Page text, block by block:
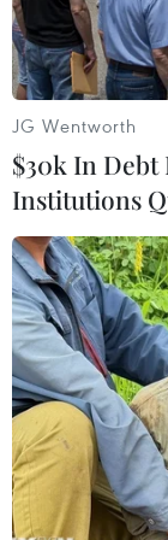
Ngày 5/5/2023,
lần thứ 32 (SEA
động quốc gia
Theo phóng
JG Wentworth
$30k In Debt
Institutions